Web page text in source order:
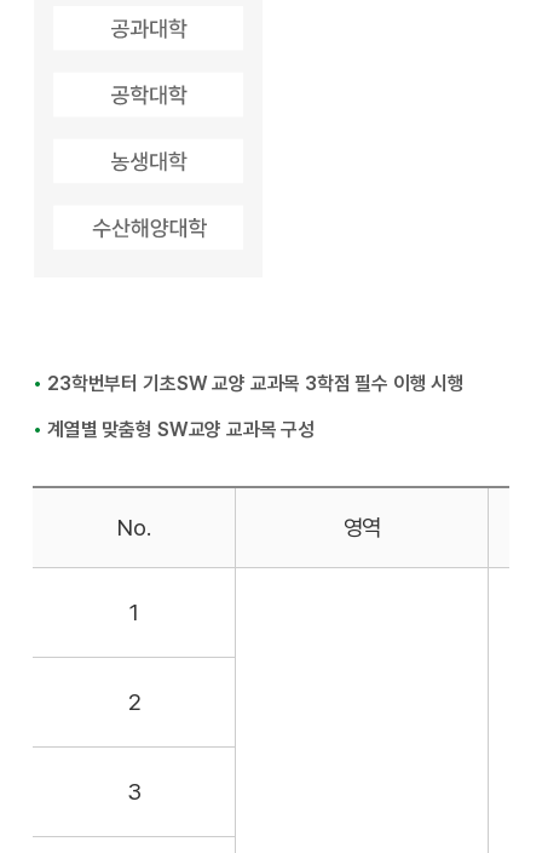
• 23학번부터 기초SW 교양 교과목 3학점 필수 이행 시행
• 계열별 맞춤형 SW교양 교과목 구성
No. 영역
1
2
3